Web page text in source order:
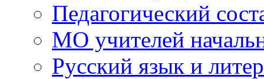
Педагогический
МО учителей
Русский язык и